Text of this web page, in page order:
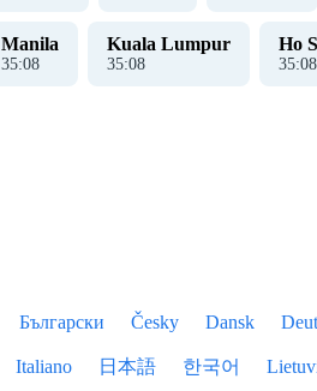
Manila
35:09
Kuala Lumpur
35:09
Ho
35:09
Български Česky Dansk
Italiano 日本語 한국어